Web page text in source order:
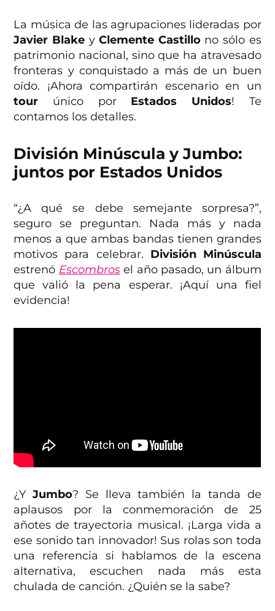
La música de las agrupaciones lideradas por
Javier Blake yClemente Castillono sólo es
patrimonio nacional, sino que ha atravesado
fronteras y conquistado a más de un buen
oído. ¡Ahora compartirán escenario en un
tour único por Estados Unidos! Te
contamos los detalles.
División Minúscula y Jumbo:
juntos por Estados Unidos
“¿A qué se debe semejante sorpresa?”,
seguro se preguntan. Nada más y nada
menos a que ambas bandas tienen grandes
motivos para celebrar. División Minúscula
estrenó Escombrosel año pasado, un álbum
que valió la pena esperar. ¡Aquí una fiel
evidencia!
¿YJumbo? Se lleva también la tanda de
aplausos por la conmemoración de 25
añotes de trayectoria musical. ¡Larga vida a
ese sonido tan innovador! Sus rolas son toda
una referencia si hablamos de la escena
alternativa, escuchen nada más esta
chulada de canción. ¿Quién se la sabe?